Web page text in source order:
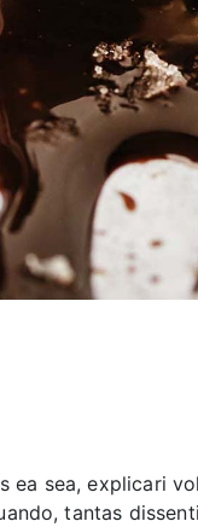
sea, explicari
tantas